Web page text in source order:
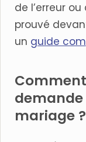
de l’erreur
prouvé
un guide
mariage ?